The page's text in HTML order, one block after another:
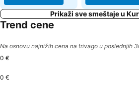
Prikaži sve smeštaje u
Trend cene
Na osnovu najnižih cena na trivago u poslednjih
0 €
0 €